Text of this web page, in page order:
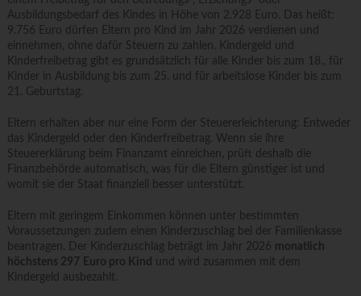
Ausbildungsbedarf des Kindes in Höhe von 2.928 Euro. Das heißt:
9.756 Euro dürfen Eltern pro Kind im Jahr 2026 verdienen und
einnehmen, ohne dafür Steuern zu zahlen. Kindergeld und
Kinderfreibetrag gibt es grundsätzlich für alle Kinder bis zum 18., für
Kinder in Ausbildung bis zum 25. und für arbeitslose Kinder bis zum
21. Geburtstag.
Eltern erhalten aber nur eine Form der Steuererleichterung: Entweder
das Kindergeld oder den Kinderfreibetrag. Wenn sie ihre
Steuererklärung beim Finanzamt einreichen, prüft deshalb die
Finanzbehörde automatisch, was für die Eltern günstiger ist und
womit sie der Staat finanziell besser unterstützt.
Eltern mit geringem Einkommen können unter bestimmten
Voraussetzungen zudem einen Kinderzuschlag bei der Familienkasse
beantragen. Der Kinderzuschlag beträgt im Jahr 2026 monatlich
höchstens 297 Euro pro Kind
und wird zusammen mit dem
Kindergeld ausbezahlt.